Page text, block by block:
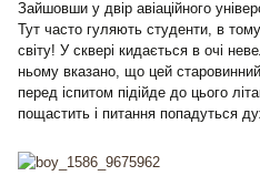
Зайшовши у двір авіаційного
Тут часто гуляють студенти, в
світу! У сквері кидається в очі
ньому вказано, що цей
перед іспитом підійде до цього
пощастить і питання попадуться